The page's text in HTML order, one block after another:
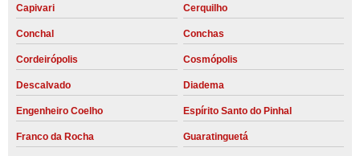
Capivari Cerquilho
Conchal Conchas
Cordeirópolis Cosmópolis
Descalvado Diadema
Engenheiro Coelho Espírito Santo do Pinhal
Franco da Rocha Guaratinguetá